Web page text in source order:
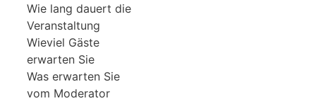
Wie lang dauert die
Veranstaltung
Wieviel Gäste
erwarten Sie
Was erwarten Sie
vom Moderator